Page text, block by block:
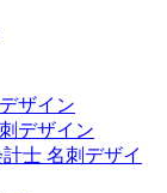
ザイン
デザイン
士 名刺デザイ